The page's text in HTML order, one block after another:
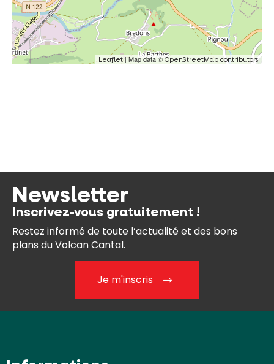
Leaflet| Map data ©OpenStreetMap contributors
Newsletter
Inscrivez-vous gratuitement !
Restez informé de toute l’actualité et des bons
plans du Volcan Cantal.
Je m'inscris